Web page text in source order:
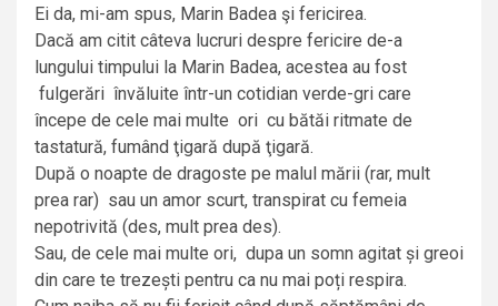
Ei da, mi-am spus, Marin Badea şi fericirea.
Dacă am citit câteva lucruri despre fericire de-a
lungului timpului la Marin Badea, acestea au fost
fulgerări învăluite într-un cotidian verde-gri care
începe de cele mai multe ori cu bătăi ritmate de
tastatură, fumând ţigară după ţigară.
După o noapte de dragoste pe malul mării (rar, mult
prea rar) sau un amor scurt, transpirat cu femeia
nepotrivită (des, mult prea des).
Sau, de cele mai multe ori, dupa un somn agitat și greoi
din care te trezești pentru ca nu mai poți respira.